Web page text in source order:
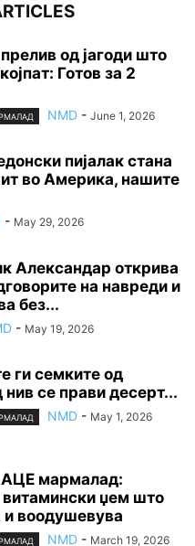
од јагоди што
Готов за 2
NMD - June 1, 2026
пијалак стана
во Америка, нашите
- May 29, 2026
Александар открива
на навреди и
без...
- May 19, 2026
ги семките од
се прави десерт...
NMD - May 1, 2026
мармалад:
џем што
воодушевува
NMD - March 19, 2026